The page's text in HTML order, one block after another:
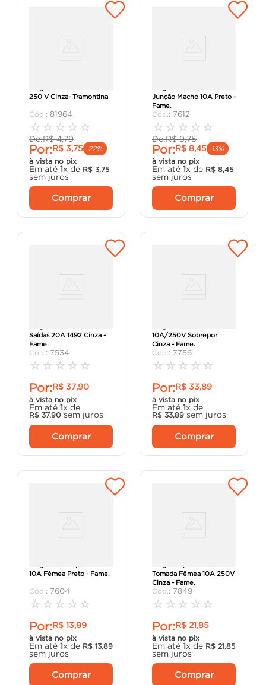
250 V Cinza- Tramontina
: 81964
☆ ☆ ☆ ☆ ☆
De:R$ 4,79
Por:R$ 3,75
22%
à vista no pix
Em até 1x de R$ 3,75
sem juros
Comprar
Junção Macho 10A Preto -
Fame.
: 7612
☆ ☆ ☆ ☆ ☆
De:R$ 9,75
Por:R$ 8,45
13%
à vista no pix
Em até 1x de R$ 8,45
sem juros
Comprar
Saídas 20A 1492 Cinza -
Fame.
: 7534
☆ ☆ ☆ ☆ ☆
Por:R$ 37,90
à vista no pix
Em até 1x de
R$ 37,90 sem juros
Comprar
10A/250V Sobrepor
Cinza - Fame.
: 7756
☆ ☆ ☆ ☆ ☆
Por:R$ 33,89
à vista no pix
Em até 1x de
R$ 33,89 sem juros
Comprar
10A Fêmea Preto - Fame.
: 7604
☆ ☆ ☆ ☆ ☆
Por:R$ 13,89
à vista no pix
Em até 1x de R$ 13,89
sem juros
Comprar
Tomada Fêmea 10A 250V
Cinza - Fame.
: 7849
☆ ☆ ☆ ☆ ☆
Por:R$ 21,85
à vista no pix
Em até 1x de R$ 21,85
sem juros
Comprar